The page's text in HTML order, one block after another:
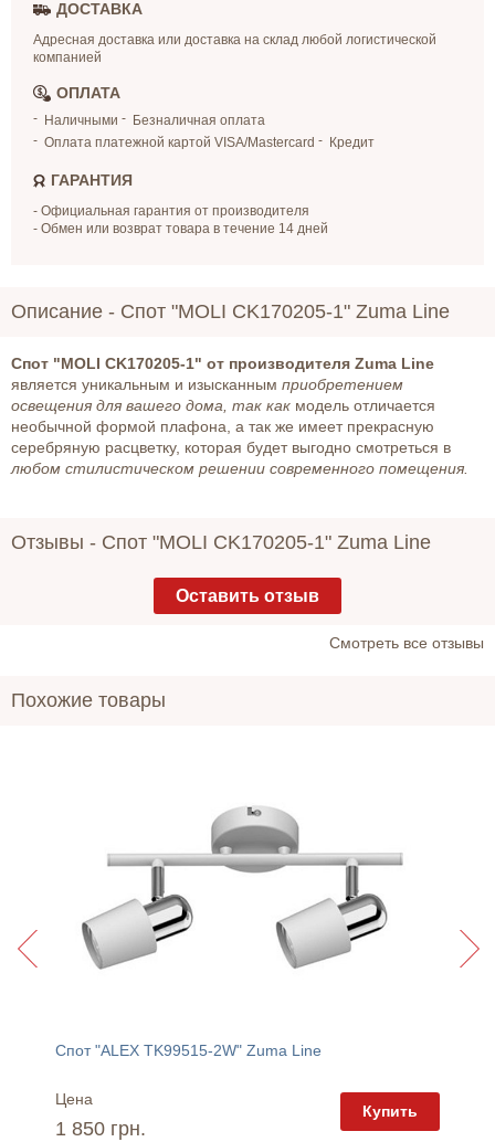
ДОСТАВКА
Адресная доставка или доставка на склад любой логистической
компанией
ОПЛАТА
Наличными
Безналичная оплата
Оплата платежной картой VISA/Mastercard
Кредит
ГАРАНТИЯ
- Официальная гарантия от производителя
- Обмен или возврат товара в течение 14 дней
Описание - Спот "MOLI CK170205-1" Zuma Line
Спот "MOLI CK170205-1" от производителя Zuma Line
является уникальным и изысканным приобретением
освещения для вашего дома, так как модель отличается
необычной формой плафона, а так же имеет прекрасную
серебряную расцветку, которая будет выгодно смотреться в
любом стилистическом решении современного помещения.
Отзывы - Спот "MOLI CK170205-1" Zuma Line
Оставить отзыв
Cмотреть все отзывы
Похожие товары
Спот "ALEX TK99515-2W" Zuma Line
Цена
1 850 грн.
Купить